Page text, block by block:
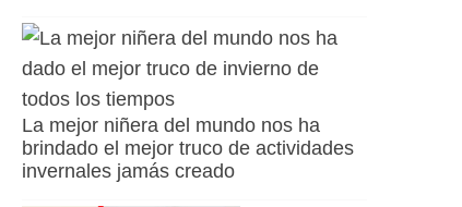
La mejor niñera del mundo nos ha
brindado el mejor truco de actividades
invernales jamás creado